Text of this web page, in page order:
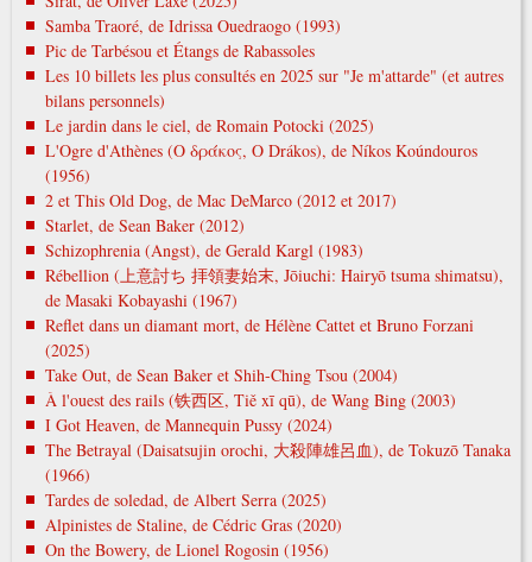
Samba Traoré, de Idrissa Ouedraogo (1993)
Pic de Tarbésou et Étangs de Rabassoles
Les 10 billets les plus consultés en 2025 sur "Je m'attarde" (et autres
bilans personnels)
Le jardin dans le ciel, de Romain Potocki (2025)
L'Ogre d'Athènes (Ο δράκος, O Drákos), de Níkos Koúndouros
(1956)
2 et This Old Dog, de Mac DeMarco (2012 et 2017)
Starlet, de Sean Baker (2012)
Schizophrenia (Angst), de Gerald Kargl (1983)
Rébellion (上意討ち 拝領妻始末, Jōiuchi: Hairyō tsuma shimatsu),
de Masaki Kobayashi (1967)
Reflet dans un diamant mort, de Hélène Cattet et Bruno Forzani
(2025)
Take Out, de Sean Baker et Shih-Ching Tsou (2004)
À l'ouest des rails (铁西区, Tiě xī qū), de Wang Bing (2003)
I Got Heaven, de Mannequin Pussy (2024)
The Betrayal (Daisatsujin orochi, 大殺陣雄呂血), de Tokuzō Tanaka
(1966)
Tardes de soledad, de Albert Serra (2025)
Alpinistes de Staline, de Cédric Gras (2020)
On the Bowery, de Lionel Rogosin (1956)